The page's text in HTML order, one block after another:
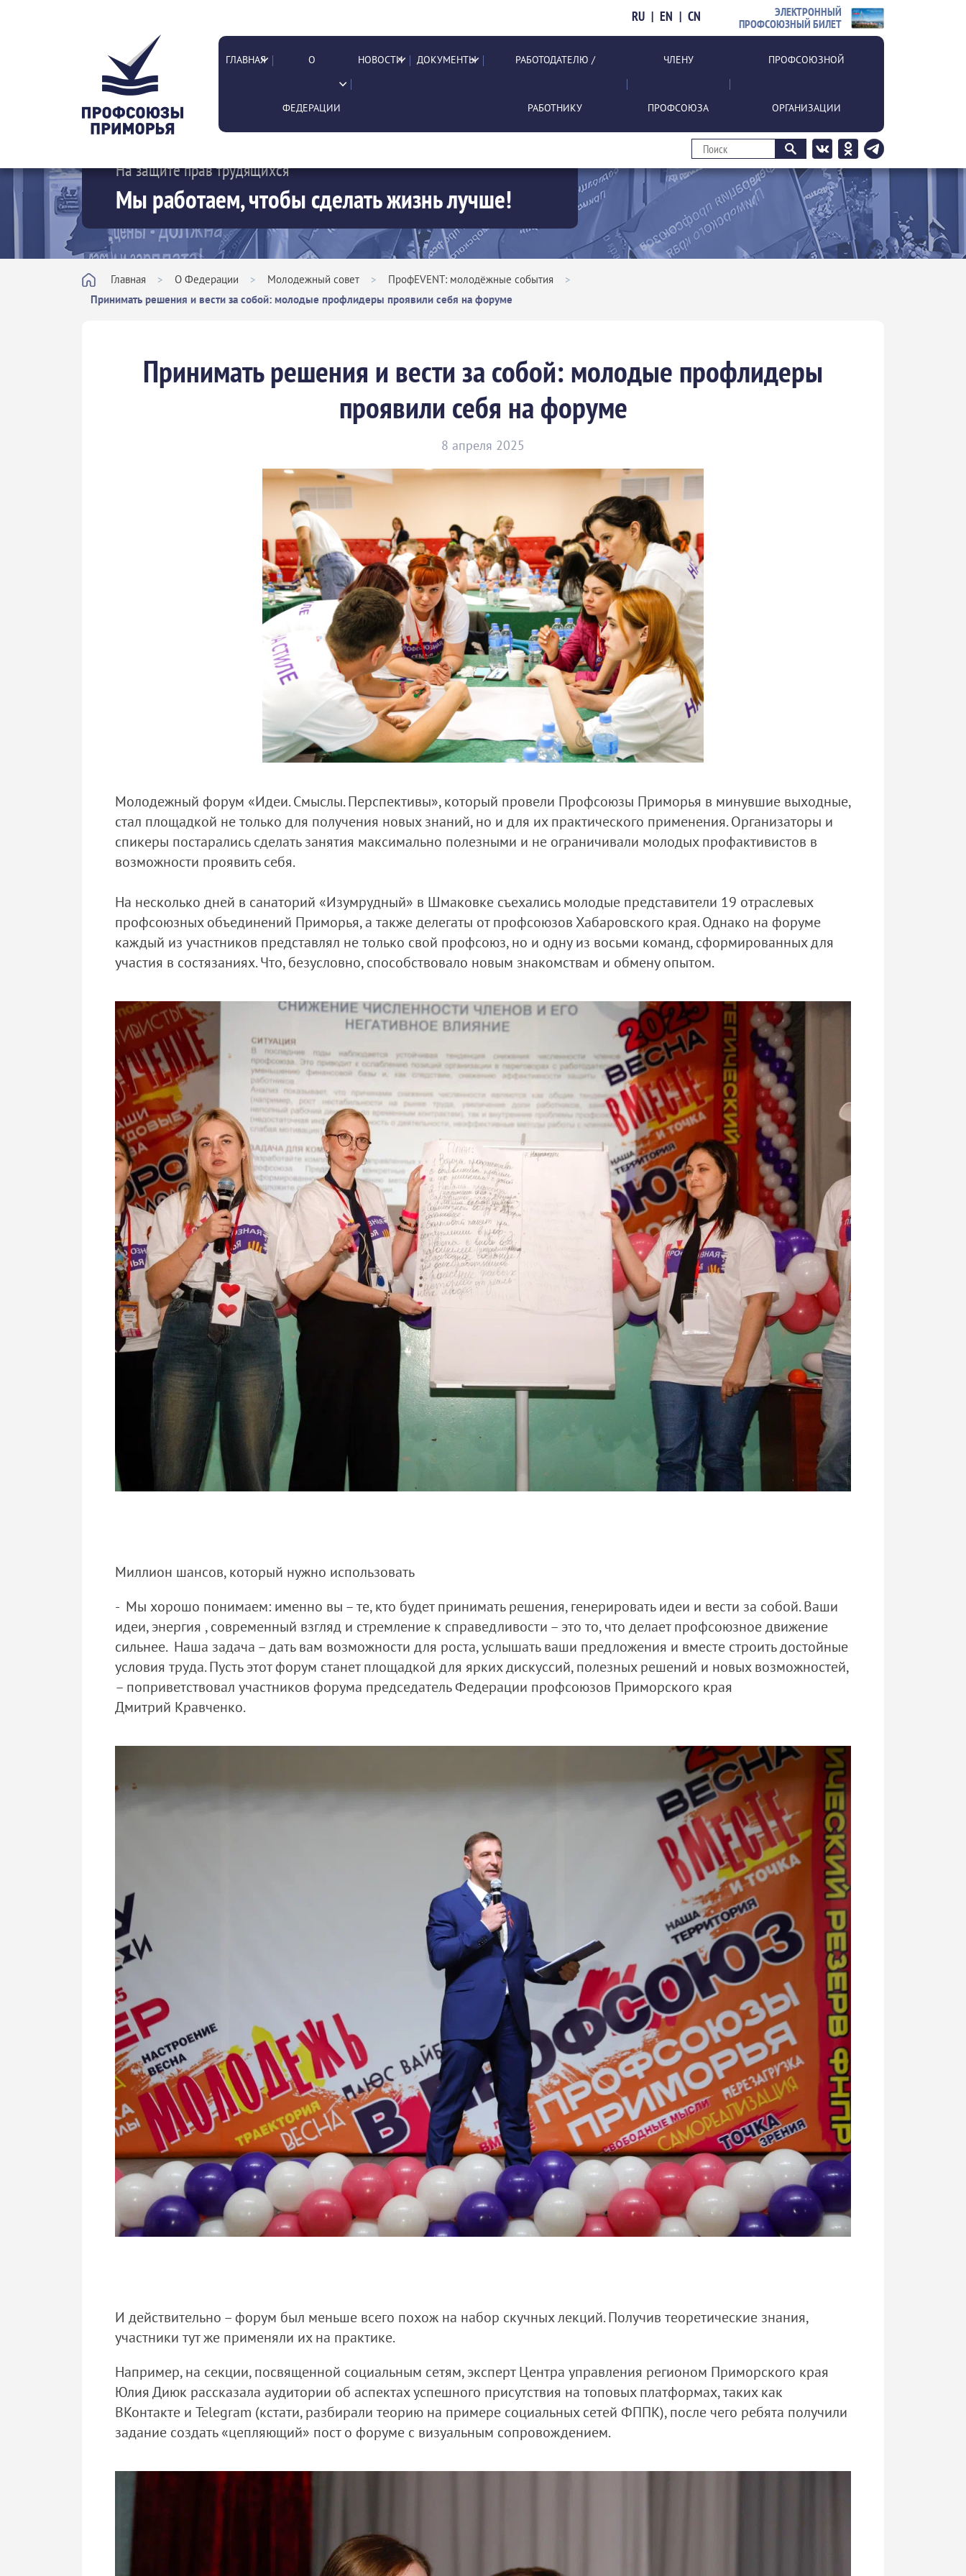
RU | EN | CN
ЭЛЕКТРОННЫЙ
ПРОФСОЮЗНЫЙ БИЛЕТ
ГЛАВНАЯ О
ФЕДЕРАЦИИ
НОВОСТИ ДОКУМЕНТЫ РАБОТОДАТЕЛЮ /
РАБОТНИКУ
ЧЛЕНУ
ПРОФСОЮЗА
ПРОФСОЮЗНОЙ
ОРГАНИЗАЦИИ
На защите прав трудящихся
Мы работаем, чтобы сделать жизнь лучше!
Главная > О Федерации > Молодежный совет > ПрофEVENT: молодёжные события
>
Принимать решения и вести за собой: молодые профлидеры проявили себя на форуме
Принимать решения и вести за собой: молодые профлидеры
проявили себя на форуме
8 апреля 2025
Молодежный форум «Идеи. Смыслы. Перспективы», который провели Профсоюзы Приморья в минувшие выходные,
стал площадкой не только для получения новых знаний, но и для их практического применения. Организаторы и
спикеры постарались сделать занятия максимально полезными и не ограничивали молодых профактивистов в
возможности проявить себя.
На несколько дней в санаторий «Изумрудный» в Шмаковке съехались молодые представители 19 отраслевых
профсоюзных объединений Приморья, а также делегаты от профсоюзов Хабаровского края. Однако на форуме
каждый из участников представлял не только свой профсоюз, но и одну из восьми команд, сформированных для
участия в состязаниях. Что, безусловно, способствовало новым знакомствам и обмену опытом.
Миллион шансов, который нужно использовать
- Мы хорошо понимаем: именно вы – те, кто будет принимать решения, генерировать идеи и вести за собой. Ваши
идеи, энергия , современный взгляд и стремление к справедливости – это то, что делает профсоюзное движение
сильнее. Наша задача – дать вам возможности для роста, услышать ваши предложения и вместе строить достойные
условия труда. Пусть этот форум станет площадкой для ярких дискуссий, полезных решений и новых возможностей,
– поприветствовал участников форума председатель Федерации профсоюзов Приморского края
Дмитрий Кравченко.
И действительно – форум был меньше всего похож на набор скучных лекций. Получив теоретические знания,
участники тут же применяли их на практике.
Например, на секции, посвященной социальным сетям, эксперт Центра управления регионом Приморского края
Юлия Диюк рассказала аудитории об аспектах успешного присутствия на топовых платформах, таких как
ВКонтакте и Telegram (кстати, разбирали теорию на примере социальных сетей ФППК), после чего ребята получили
задание создать «цепляющий» пост о форуме с визуальным сопровождением.